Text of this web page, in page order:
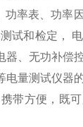
率表、功率
试和检定，
、无功补偿
量测试仪器
带方便，既